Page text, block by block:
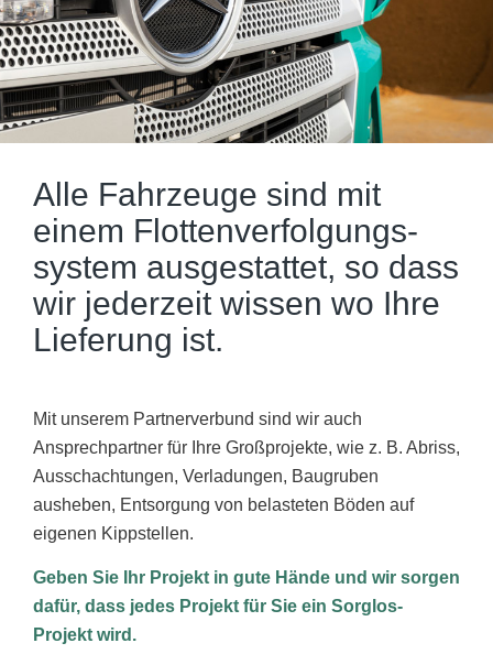
Alle Fahrzeuge sind mit
einem Flotten­verfolgungs­
system ausgestattet, so dass
wir jederzeit wissen wo Ihre
Lieferung ist.
Mit unserem Partnerverbund sind wir auch
Ansprechpartner für Ihre Großprojekte, wie z. B. Abriss,
Ausschachtungen, Verladungen, Baugruben
ausheben, Entsorgung von belasteten Böden auf
eigenen Kippstellen.
Geben Sie Ihr Projekt in gute Hände und wir sorgen
dafür, dass jedes Projekt für Sie ein Sorglos-
Projekt wird.